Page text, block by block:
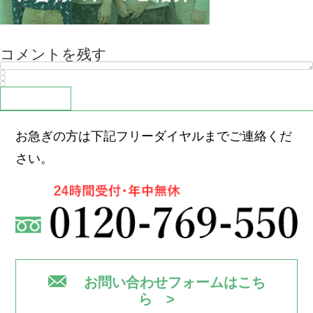
コメントを残す
お急ぎの方は下記フリーダイヤルまでご連絡くだ
さい。
お問い合わせフォームはこち
ら >